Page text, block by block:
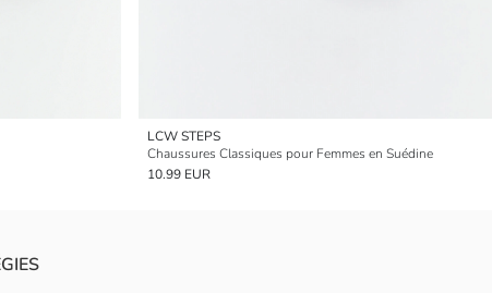
LCW STEPS
Chaussures Classiques pour Femmes en Suédine
10.99 EUR